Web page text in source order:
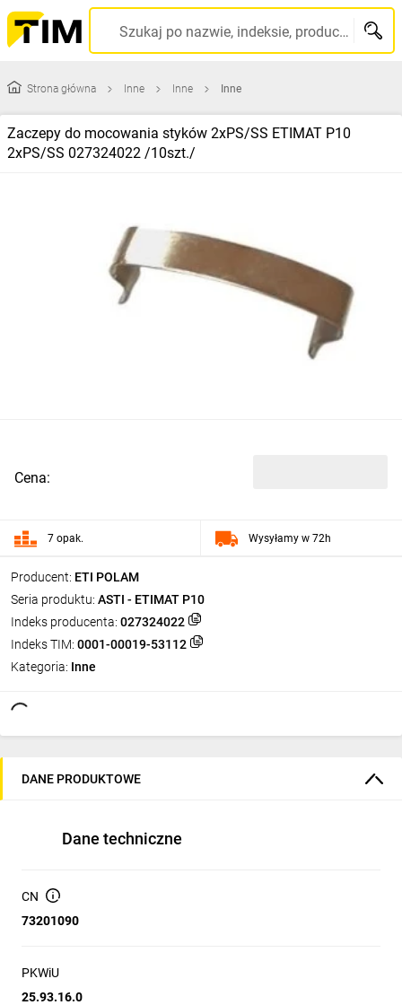
Szukaj po nazwie, indeksie, producencie, kodzie kreskowym...
Strona główna Inne Inne Inne
Zaczepy do mocowania styków 2xPS/SS ETIMAT P10
2xPS/SS 027324022 /10szt./
Producent: ETI POLAM
Seria produktu: ASTI - ETIMAT P10
Indeks producenta: 027324022
Indeks TIM: 0001-00019-53112
Kategoria: Inne
Cena:
7 opak. Wysyłamy w 72h
DANE PRODUKTOWE
Dane techniczne
CN
73201090
PKWiU
25.93.16.0